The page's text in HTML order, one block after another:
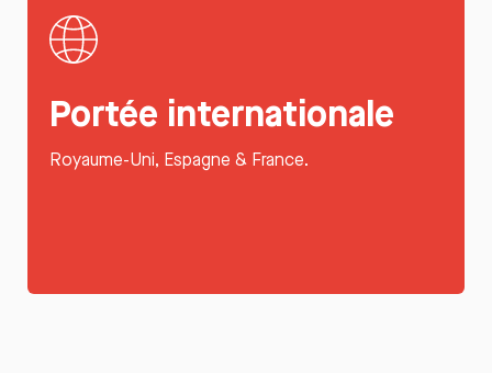
Portée internationale
Royaume-Uni, Espagne & France.